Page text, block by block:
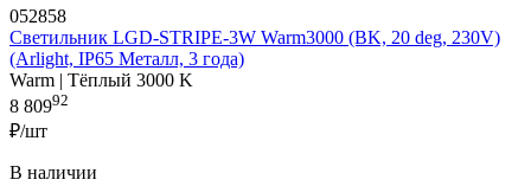
052858
Светильник LGD-STRIPE-3W Warm3000 (BK, 20 deg, 230V)
(Arlight, IP65 Металл, 3 года)
Warm | Тёплый 3000 K
8 80992
₽/шт
В наличии